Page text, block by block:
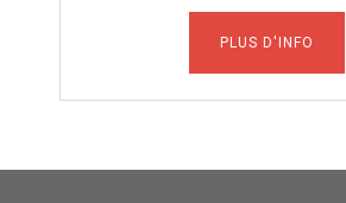
PLUS D'INFO